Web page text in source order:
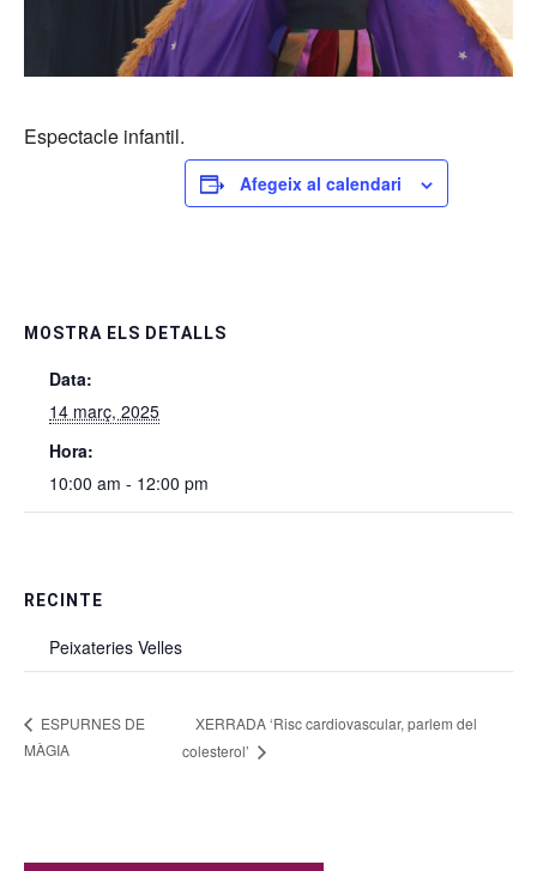
Espectacle infantil.
Afegeix al calendari
MOSTRA ELS DETALLS
Data:
14 març, 2025
Hora:
10:00 am - 12:00 pm
RECINTE
Peixateries Velles
ESPURNES DE
MÀGIA
XERRADA ‘Risc cardiovascular, parlem del
colesterol’